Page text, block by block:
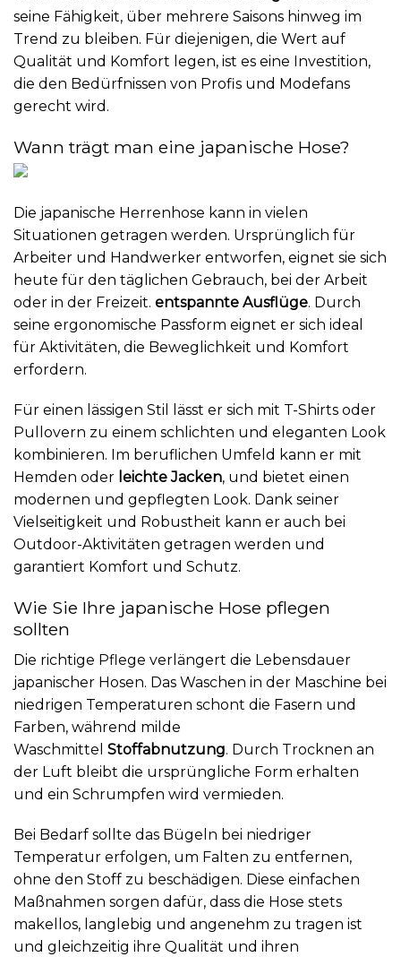
seine Fähigkeit, über mehrere Saisons hinweg im
Trend zu bleiben. Für diejenigen, die Wert auf
Qualität und Komfort legen, ist es eine Investition,
die den Bedürfnissen von Profis und Modefans
gerecht wird.
Wann trägt man eine japanische Hose?
Die japanische Herrenhose kann in vielen
Situationen getragen werden. Ursprünglich für
Arbeiter und Handwerker entworfen, eignet sie sich
heute für den täglichen Gebrauch, bei der Arbeit
oder in der Freizeit. entspannte Ausflüge. Durch
seine ergonomische Passform eignet er sich ideal
für Aktivitäten, die Beweglichkeit und Komfort
erfordern.
Für einen lässigen Stil lässt er sich mit T-Shirts oder
Pullovern zu einem schlichten und eleganten Look
kombinieren. Im beruflichen Umfeld kann er mit
Hemden oder leichte Jacken, und bietet einen
modernen und gepflegten Look. Dank seiner
Vielseitigkeit und Robustheit kann er auch bei
Outdoor-Aktivitäten getragen werden und
garantiert Komfort und Schutz.
Wie Sie Ihre japanische Hose pflegen
sollten
Die richtige Pflege verlängert die Lebensdauer
japanischer Hosen. Das Waschen in der Maschine bei
niedrigen Temperaturen schont die Fasern und
Farben, während milde
Waschmittel Stoffabnutzung. Durch Trocknen an
der Luft bleibt die ursprüngliche Form erhalten
und ein Schrumpfen wird vermieden.
Bei Bedarf sollte das Bügeln bei niedriger
Temperatur erfolgen, um Falten zu entfernen,
ohne den Stoff zu beschädigen. Diese einfachen
Maßnahmen sorgen dafür, dass die Hose stets
makellos, langlebig und angenehm zu tragen ist
und gleichzeitig ihre Qualität und ihren